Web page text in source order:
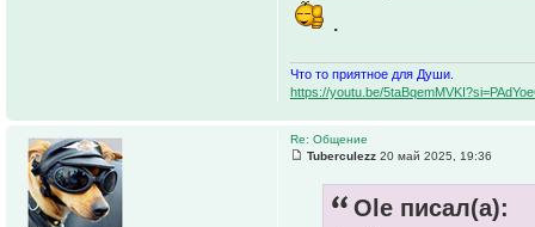
.
Что то приятное для Души.
https://youtu.be/
Re: Общение
Tuberculezz 20 май 2025, 19:36
Ole писал(а):